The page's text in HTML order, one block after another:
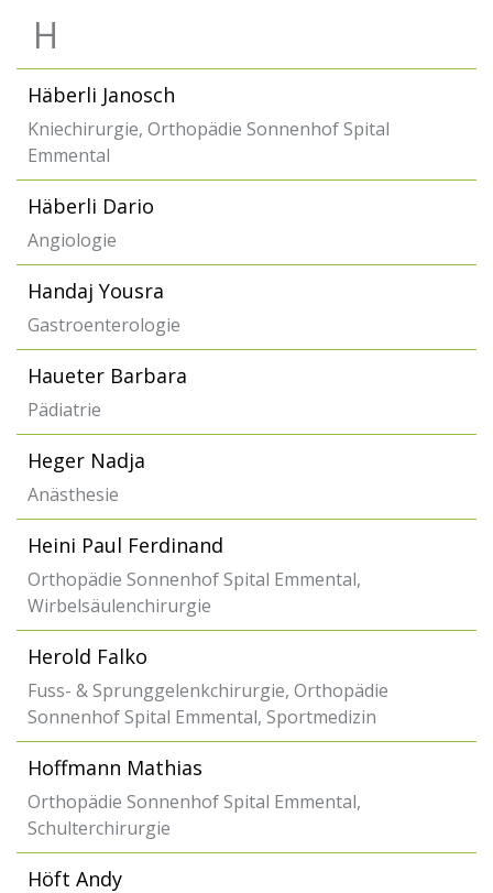
H
Häberli Janosch
Kniechirurgie, Orthopädie Sonnenhof Spital
Emmental
Häberli Dario
Angiologie
Handaj Yousra
Gastroenterologie
Haueter Barbara
Pädiatrie
Heger Nadja
Anästhesie
Heini Paul Ferdinand
Orthopädie Sonnenhof Spital Emmental,
Wirbelsäulenchirurgie
Herold Falko
Fuss- & Sprunggelenkchirurgie, Orthopädie
Sonnenhof Spital Emmental, Sportmedizin
Hoffmann Mathias
Orthopädie Sonnenhof Spital Emmental,
Schulterchirurgie
Höft Andy